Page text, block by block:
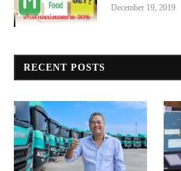
December 19, 2019
RECENT POSTS